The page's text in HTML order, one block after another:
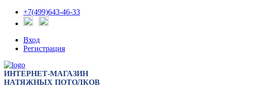
+7(499)643-46-33
Вход
Регистрация
ИНТЕРНЕТ-МАГАЗИН
НАТЯЖНЫХ ПОТОЛКОВ